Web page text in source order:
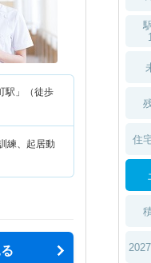
駅」（徒歩
練、起居動
住